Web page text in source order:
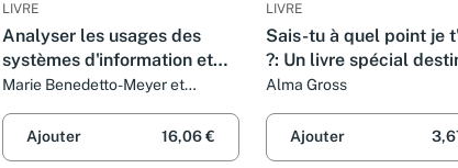
LIVRE
Analyser les usages des
systèmes d'information et
des TIC : Quelles
démarches, quelles
méthodes ?
Marie Benedetto-Meyer et
Ajouter
16,06 €
LIVRE
Sais-tu à quel point je
?: Un livre spécial
aux enfants sur la
la singularité et les
Pour les filles et
Alma Gross
Ajouter